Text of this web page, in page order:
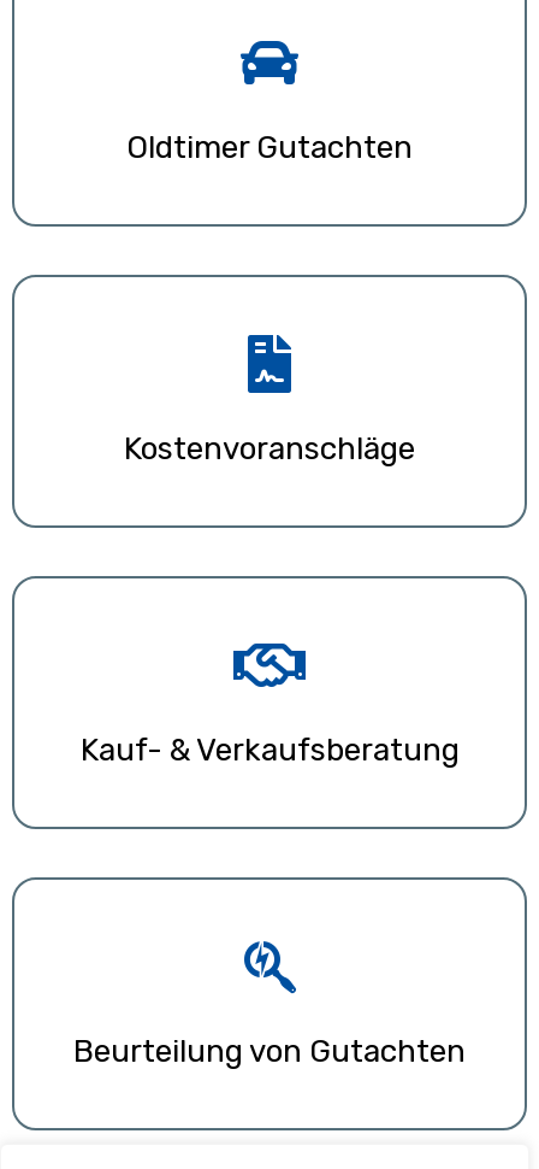
Oldtimer Gutachten
Kostenvoranschläge
Kauf- & Verkaufsberatung
Beurteilung von Gutachten